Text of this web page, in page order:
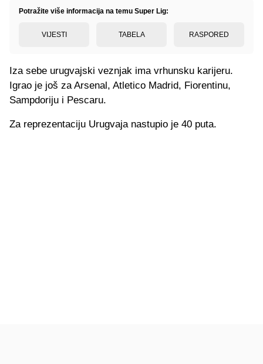
Potražite više informacija na temu Super Lig:
VIJESTI TABELA RASPORED
Iza sebe urugvajski veznjak ima vrhunsku karijeru.
Igrao je još za Arsenal, Atletico Madrid, Fiorentinu,
Sampdoriju i Pescaru.
Za reprezentaciju Urugvaja nastupio je 40 puta.